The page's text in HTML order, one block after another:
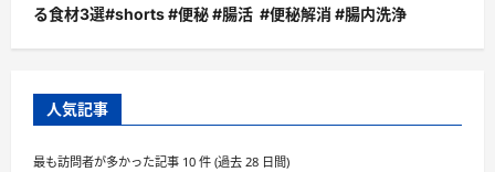
る食材3選#shorts #便秘 #腸活 #便秘解消 #腸内洗浄
人気記事
最も訪問者が多かった記事 10 件 (過去 28 日間)